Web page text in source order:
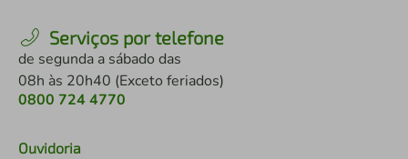
Serviços por telefone
de segunda a sábado das
08h às 20h40 (Exceto feriados)
0800 724 4770
Ouvidoria